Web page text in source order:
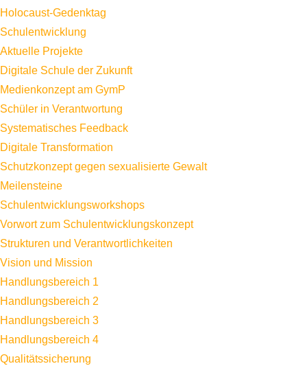
Holocaust-Gedenktag
Schulentwicklung
Aktuelle Projekte
Digitale Schule der Zukunft
Medienkonzept am GymP
Schüler in Verantwortung
Systematisches Feedback
Digitale Transformation
Schutzkonzept gegen sexualisierte Gewalt
Meilensteine
Schulentwicklungsworkshops
Vorwort zum Schulentwicklungskonzept
Strukturen und Verantwortlichkeiten
Vision und Mission
Handlungsbereich 1
Handlungsbereich 2
Handlungsbereich 3
Handlungsbereich 4
Qualitätssicherung